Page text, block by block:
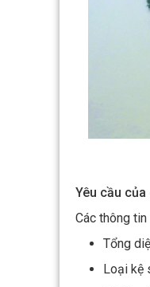
Yêu cầu của
Các thông
Tổng
Loại kệ